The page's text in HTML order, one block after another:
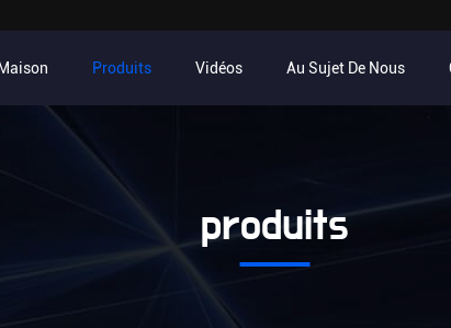
Maison Produits Vidéos Au Sujet De Nous
produits